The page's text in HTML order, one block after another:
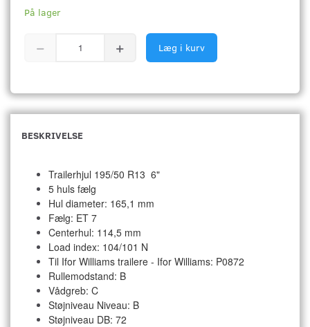
På lager
Læg i kurv
BESKRIVELSE
Trailerhjul 195/50 R13 6"
5 huls fælg
Hul diameter: 165,1 mm
Fælg: ET 7
Centerhul: 114,5 mm
Load index: 104/101 N
Til Ifor Williams trailere - Ifor Williams: P0872
Rullemodstand: B
Vådgreb: C
Støjniveau Niveau: B
Støjniveau DB: 72